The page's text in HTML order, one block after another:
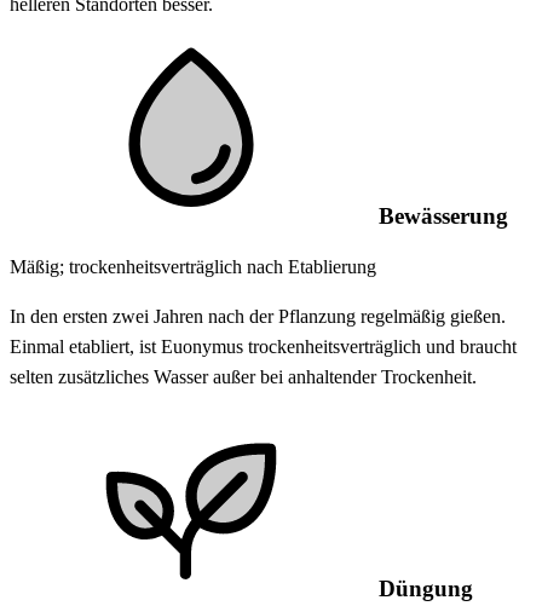
helleren Standorten besser.
Bewässerung
Mäßig; trockenheitsverträglich nach Etablierung
In den ersten zwei Jahren nach der Pflanzung regelmäßig gießen.
Einmal etabliert, ist Euonymus trockenheitsverträglich und braucht
selten zusätzliches Wasser außer bei anhaltender Trockenheit.
Düngung